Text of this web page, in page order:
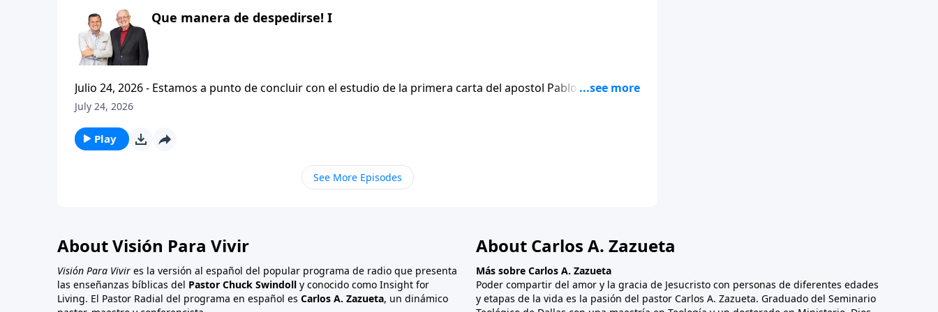
Que manera de despedirse! I
Julio 24, 2026 - Estamos a punto de concluir con el estudio de la primera carta del apostol Pablo a los
tesalonicenses titulado: Cristianismo Contagioso. En este escrito vemos una despedida franca. En lugar de
a sus hijos espirituales con una bendicion que termina siendo el punto mas apasionado de toda su carta.
July 24, 2026
Play
See More Episodes
About Visión Para Vivir
Visión Para Vivir es la versión al español del popular programa de radio que presenta
las enseñanzas bíblicas del Pastor Chuck Swindoll y conocido como Insight for
Living. El Pastor Radial del programa en español es Carlos A. Zazueta, un dinámico
About Carlos A. Zazueta
Más sobre Carlos A. Zazueta
Poder compartir del amor y la gracia de Jesucristo con personas de diferentes edades
y etapas de la vida es la pasión del pastor Carlos A. Zazueta. Graduado del Seminario